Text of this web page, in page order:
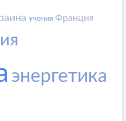
учения Франция
энергетика